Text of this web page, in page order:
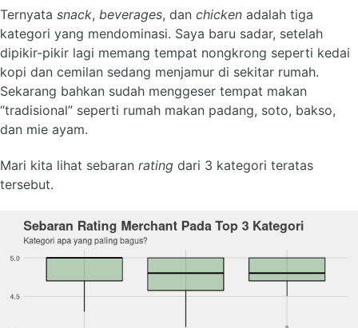
Ternyata snack, beverages, dan chicken adalah tiga
kategori yang mendominasi. Saya baru sadar, setelah
dipikir-pikir lagi memang tempat nongkrong seperti kedai
kopi dan cemilan sedang menjamur di sekitar rumah.
Sekarang bahkan sudah menggeser tempat makan
“tradisional” seperti rumah makan padang, soto, bakso,
dan mie ayam.
Mari kita lihat sebaran rating dari 3 kategori teratas
tersebut.